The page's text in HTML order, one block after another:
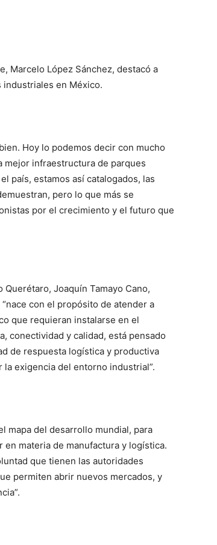
Marcelo López Sánchez, destacó a
en México.
Hoy lo podemos decir con mucho
mejor infraestructura de parques
país, estamos así catalogados, las
pero lo que más se
por el crecimiento y el futuro que
Joaquín Tamayo Cano,
con el propósito de atender a
que requieran instalarse en el
conectividad y calidad, está pensado
de respuesta logística y productiva
exigencia del entorno industrial”.
mapa del desarrollo mundial, para
materia de manufactura y logística.
que tienen las autoridades
permiten abrir nuevos mercados, y